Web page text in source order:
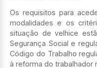
Os requisitos para
modalidades e os
situação de velhice
Segurança Social e
Código do Trabalho
à reforma do trabalhador